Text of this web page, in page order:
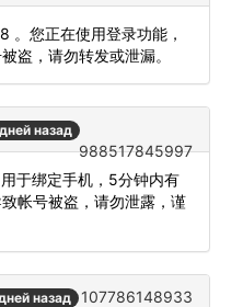
。您正在使用登录功能，
盗，请勿转发或泄漏。
назад
988517845997
于绑定手机，5分钟内有
帐号被盗，请勿泄露，谨
назад 107786148933